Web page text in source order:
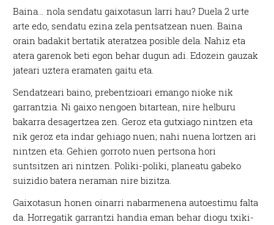
Baina… nola sendatu gaixotasun larri hau? Duela 2 urte
arte edo, sendatu ezina zela pentsatzean nuen. Baina
orain badakit bertatik ateratzea posible dela. Nahiz eta
atera garenok beti egon behar dugun adi. Edozein gauzak
jateari uztera eramaten gaitu eta.
Sendatzeari baino, prebentzioari emango nioke nik
garrantzia. Ni gaixo nengoen bitartean, nire helburu
bakarra desagertzea zen. Geroz eta gutxiago nintzen eta
nik geroz eta indar gehiago nuen; nahi nuena lortzen ari
nintzen eta. Gehien gorroto nuen pertsona hori
suntsitzen ari nintzen. Poliki-poliki, planeatu gabeko
suizidio batera neraman nire bizitza.
Gaixotasun honen oinarri nabarmenena autoestimu falta
da. Horregatik garrantzi handia eman behar diogu txiki-